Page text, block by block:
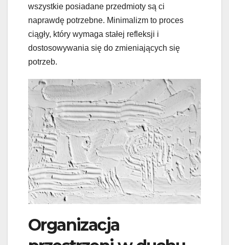
wszystkie posiadane przedmioty są ci
naprawdę potrzebne. Minimalizm to proces
ciągły, który wymaga stałej refleksji i
dostosowywania się do zmieniających się
potrzeb.
Organizacja